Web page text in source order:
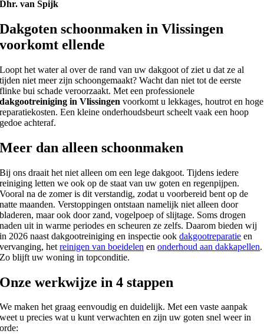
Dhr. van Spijk
Dakgoten schoonmaken in Vlissingen
voorkomt ellende
Loopt het water al over de rand van uw dakgoot of ziet u dat ze al
tijden niet meer zijn schoongemaakt? Wacht dan niet tot de eerste
flinke bui schade veroorzaakt. Met een professionele
dakgootreiniging in Vlissingen voorkomt u lekkages, houtrot en hoge
reparatiekosten. Een kleine onderhoudsbeurt scheelt vaak een hoop
gedoe achteraf.
Meer dan alleen schoonmaken
Bij ons draait het niet alleen om een lege dakgoot. Tijdens iedere
reiniging letten we ook op de staat van uw goten en regenpijpen.
Vooral na de zomer is dit verstandig, zodat u voorbereid bent op de
natte maanden. Verstoppingen ontstaan namelijk niet alleen door
bladeren, maar ook door zand, vogelpoep of slijtage. Soms drogen
naden uit in warme periodes en scheuren ze zelfs. Daarom bieden wij
in 2026 naast dakgootreiniging en inspectie ookdakgootreparatie en
vervanging, hetreinigen van boeidelen enonderhoud aan dakkapellen.
Zo blijft uw woning in topconditie.
Onze werkwijze in 4 stappen
We maken het graag eenvoudig en duidelijk. Met een vaste aanpak
weet u precies wat u kunt verwachten en zijn uw goten snel weer in
orde: